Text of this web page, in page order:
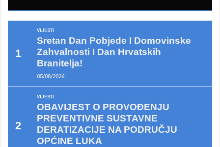
VIJESTI
Sretan Dan Pobjede I Domovinske
Zahvalnosti I Dan Hrvatskih
Branitelja!
05/08/2026
VIJESTI
OBAVIJEST O PROVOĐENJU
PREVENTIVNE SUSTAVNE
DERATIZACIJE NA PODRUČJU
OPĆINE LUKA